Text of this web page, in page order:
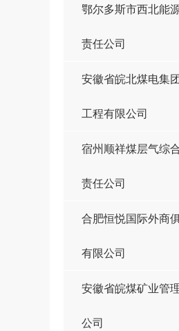
鄂尔多斯市西北能
责任公司
安徽省皖北煤电集
工程有限公司
宿州顺祥煤层气综
责任公司
合肥恒悦国际外商
有限公司
安徽省皖煤矿业管
公司